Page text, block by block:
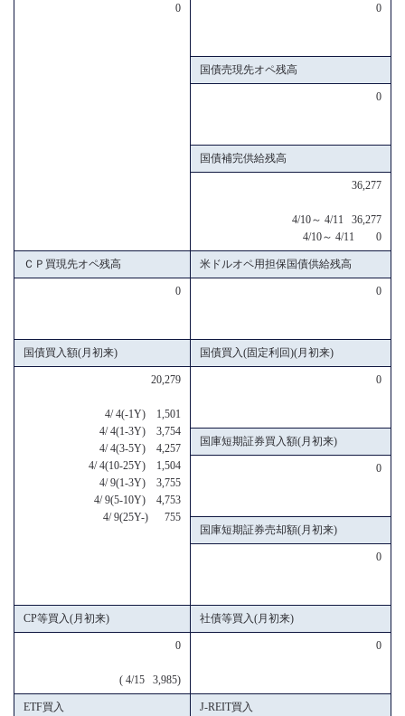
0 0
国債売現先オペ残高
0
国債補完供給残高
36,277
4/10～ 4/11 36,277
4/10～ 4/11 0
ＣＰ買現先オペ残高 米ドルオペ用担保国債供給残高
0 0
国債買入額(月初来) 国債買入(固定利回)(月初来)
20,279
4/ 4(-1Y) 1,501
4/ 4(1-3Y) 3,754
4/ 4(3-5Y) 4,257
4/ 4(10-25Y) 1,504
4/ 9(1-3Y) 3,755
4/ 9(5-10Y) 4,753
4/ 9(25Y-) 755
0
国庫短期証券買入額(月初来)
0
国庫短期証券売却額(月初来)
0
CP等買入(月初来) 社債等買入(月初来)
0
( 4/15 3,985)
0
ETF買入 J-REIT買入